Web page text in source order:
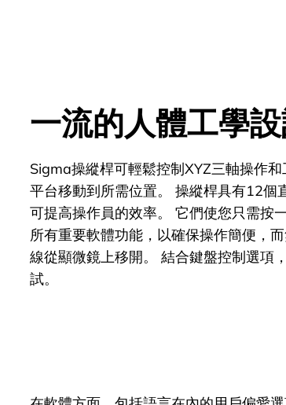
一流的人體工學
Sigma操縱桿可輕鬆控制XYZ三軸操作
平台移動到所需位置。 操縱桿具有12個
可提高操作員的效率。 它們使您只需按
所有重要軟體功能，以確保操作簡便，
線從顯微鏡上移開。 結合鍵盤控制選項
試。